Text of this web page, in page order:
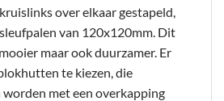
over elkaar gestapeld,
van 120x120mm. Dit
maar ook duurzamer. Er
te kiezen, die
met een overkapping